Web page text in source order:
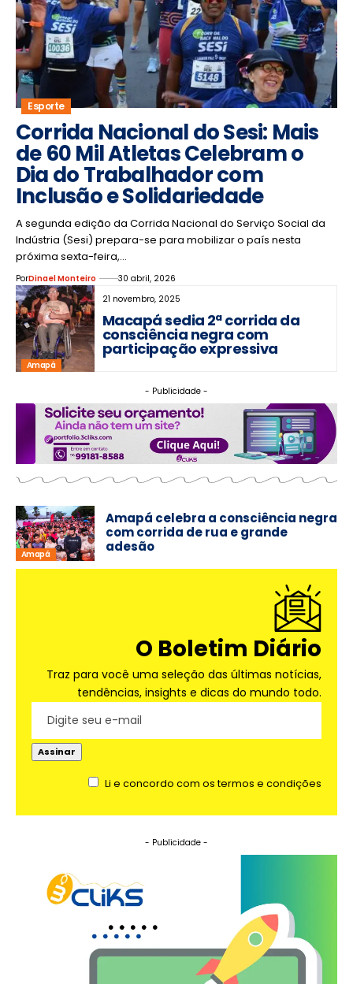
Esporte
Corrida Nacional do Sesi: Mais
de 60 Mil Atletas Celebram o
Dia do Trabalhador com
Inclusão e Solidariedade
A segunda edição da Corrida Nacional do Serviço Social da
Indústria (Sesi) prepara-se para mobilizar o país nesta
próxima sexta-feira,…
PorDinael Monteiro
30 abril, 2026
21 novembro, 2025
Macapá sedia 2ª corrida da
consciência negra com
participação expressiva
Amapá
- Publicidade -
Amapá
Amapá celebra a consciência negra
com corrida de rua e grande
adesão
O Boletim Diário
Traz para você uma seleção das últimas notícias,
tendências, insights e dicas do mundo todo.
Li e concordo com os termos e condições
- Publicidade -